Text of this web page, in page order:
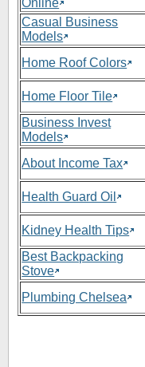
Casual Business
Models
Home Roof Colors
Home Floor Tile
Business Invest
Models
About Income Tax
Health Guard Oil
Kidney Health Tips
Best Backpacking
Stove
Plumbing Chelsea